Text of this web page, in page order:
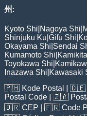
州:
Kyoto Shi Nagoya Shi
Shinjuku Ku Gifu Shi
Okayama Shi Sendai
Kumamoto Shi
Toyokawa Shi
Inazawa Shi Kawasaki
🇵🇭 Kode Postal | 🇩🇪
Postal Code | 🇿🇦
🇧🇷 CEP | 🇫🇷 Code